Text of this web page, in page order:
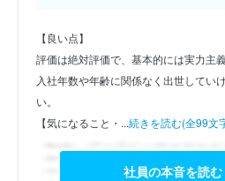
【良い点】
評価は絶対評価で、基本的には実力主
入社年数や年齢に関係なく出世してい
い。
【気になること・...続きを読む(全99文
社員の本音を読む